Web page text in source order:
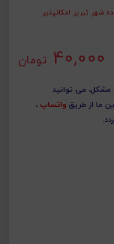
تبریز امکانپذیر
40,000 تومان
مشکل، می توانید
ما از طریق واتساپ ،